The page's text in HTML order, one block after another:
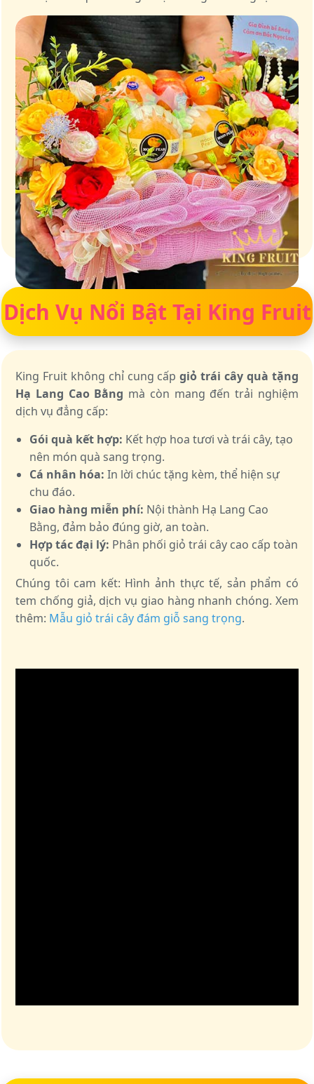
Giữ trọn vị ngọt của thiên nhiên
Dịch Vụ Nổi Bật Tại King Fruit
King Fruit không chỉ cung cấpgiỏ trái cây quà tặng
Hạ Lang Cao Bằng mà còn mang đến trải nghiệm
dịch vụ đẳng cấp:
Gói quà kết hợp: Kết hợp hoa tươi và trái cây, tạo
nên món quà sang trọng.
Cá nhân hóa: In lời chúc tặng kèm, thể hiện sự
chu đáo.
Giao hàng miễn phí: Nội thành Hạ Lang Cao
Bằng, đảm bảo đúng giờ, an toàn.
Hợp tác đại lý: Phân phối giỏ trái cây cao cấp toàn
quốc.
Chúng tôi cam kết: Hình ảnh thực tế, sản phẩm có
tem chống giả, dịch vụ giao hàng nhanh chóng. Xem
thêm: Mẫu giỏ trái cây đám giỗ sang trọng.